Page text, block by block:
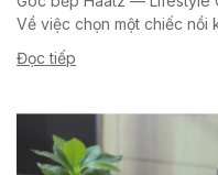
Về việc chọn một chiếc nồi
không...
Đọc tiếp